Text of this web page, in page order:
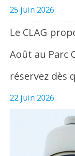
25 juin 2026
Le CLAG
Août au Parc
réservez dès
22 juin 2026